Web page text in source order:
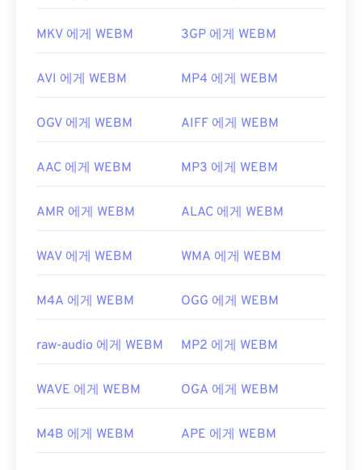
MKV 에게 WEBM 3GP 에게 WEBM
AVI 에게 WEBM MP4 에게 WEBM
OGV 에게 WEBM AIFF 에게 WEBM
AAC 에게 WEBM MP3 에게 WEBM
AMR 에게 WEBM ALAC 에게 WEBM
WAV 에게 WEBM WMA 에게 WEBM
M4A 에게 WEBM OGG 에게 WEBM
raw-audio 에게 WEBM MP2 에게 WEBM
WAVE 에게 WEBM OGA 에게 WEBM
M4B 에게 WEBM APE 에게 WEBM